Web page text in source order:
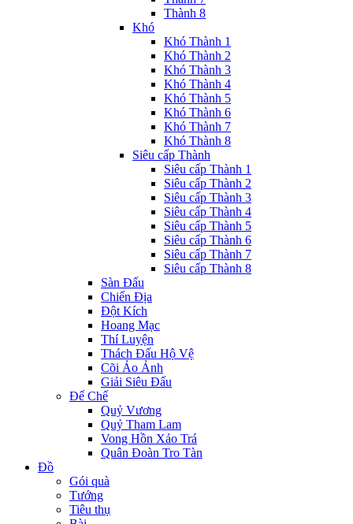
Thành 8
Khó
Khó Thành 1
Khó Thành 2
Khó Thành 3
Khó Thành 4
Khó Thành 5
Khó Thành 6
Khó Thành 7
Khó Thành 8
Siêu cấp Thành
Siêu cấp Thành 1
Siêu cấp Thành 2
Siêu cấp Thành 3
Siêu cấp Thành 4
Siêu cấp Thành 5
Siêu cấp Thành 6
Siêu cấp Thành 7
Siêu cấp Thành 8
Sàn Đấu
Chiến Địa
Đột Kích
Hoang Mạc
Thí Luyện
Thách Đấu Hộ Vệ
Cõi Ảo Ảnh
Giải Siêu Đấu
Đế Chế
Quỷ Vương
Quỷ Tham Lam
Vong Hồn Xảo Trá
Quân Đoàn Tro Tàn
Đồ
Gói quà
Tướng
Tiêu thụ